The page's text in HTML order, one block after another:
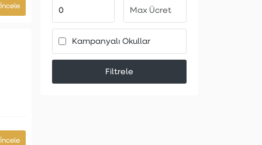
Kampanyalı Okullar
Filtrele